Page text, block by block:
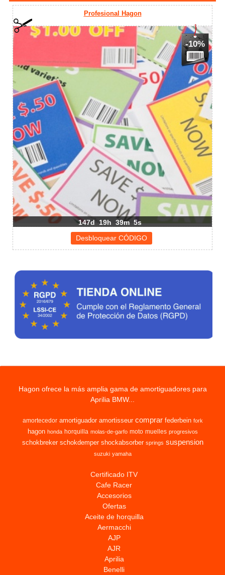
Profesional Hagon
-10%
147d 19h 39m 5s
Hagon ofrece la más amplia gama de amortiguadores para
Aprilia BMW...
amortecedor amortiguador amortisseur comprar federbein fork
hagon honda horquilla molas-de-garfo moto muelles progresivos
schokbreker schokdemper shockabsorber springs suspension
suzuki yamaha
Certificado ITV
Cafe Racer
Accesorios
Ofertas
Aceite de horquilla
Aermacchi
AJP
AJR
Aprilia
Benelli